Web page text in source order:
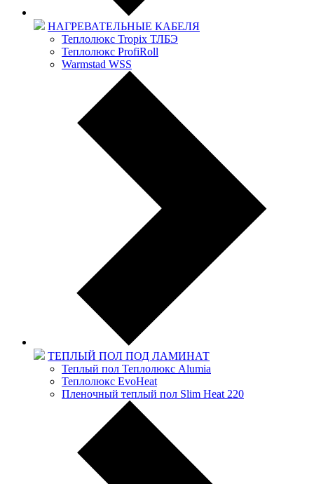
НАГРЕВАТЕЛЬНЫЕ КАБЕЛЯ
Теплолюкс Tropix ТЛБЭ
Теплолюкс ProfiRoll
Warmstad WSS
ТЕПЛЫЙ ПОЛ ПОД ЛАМИНАТ
Теплый пол Теплолюкс Alumia
Теплолюкс EvoHeat
Пленочный теплый пол Slim Heat 220